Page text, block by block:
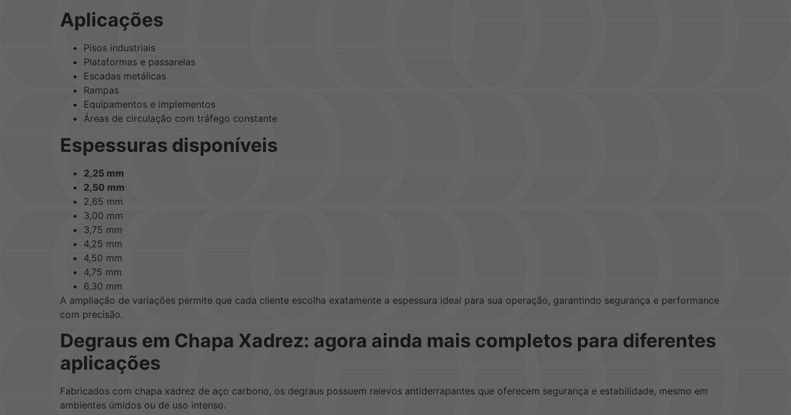
Aplicações
Pisos industriais
Plataformas e passarelas
Escadas metálicas
Rampas
Equipamentos e implementos
Áreas de circulação com tráfego constante
Espessuras disponíveis
2,25 mm
2,50 mm
2,65 mm
3,00 mm
3,75 mm
4,25 mm
4,50 mm
4,75 mm
6,30 mm
A ampliação de variações permite que cada cliente escolha exatamente a espessura ideal para sua operação, garantindo segurança e performance
com precisão.
Degraus em Chapa Xadrez: agora ainda mais completos para diferentes
aplicações
Fabricados com chapa xadrez de aço carbono, os degraus possuem relevos antiderrapantes que oferecem segurança e estabilidade, mesmo em
ambientes úmidos ou de uso intenso.